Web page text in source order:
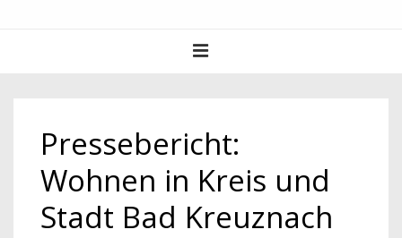
Pressebericht:
Wohnen in Kreis und
Stadt Bad Kreuznach